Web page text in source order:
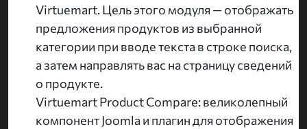
Virtuemart. Цель этого модуля — отображать
предложения продуктов из выбранной
категории при вводе текста в строке поиска,
а затем направлять вас на страницу сведений
о продукте.
Virtuemart Product Compare: великолепный
компонент Joomla и плагин для отображения